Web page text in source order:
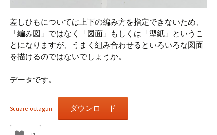
差しひもについては上下の編み方を指定できないため、
「編み図」ではなく「図面」もしくは「型紙」というこ
とになりますが、うまく組み合わせるといろいろな図面
を描けるのではないでしょうか。
データです。
Square-octagon ダウンロード